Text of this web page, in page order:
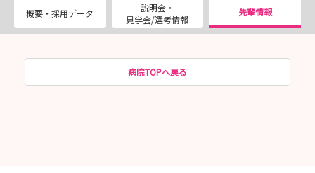
概要・採用データ
説明会・
見学会/選考情報
先輩情報
病院TOPへ戻る